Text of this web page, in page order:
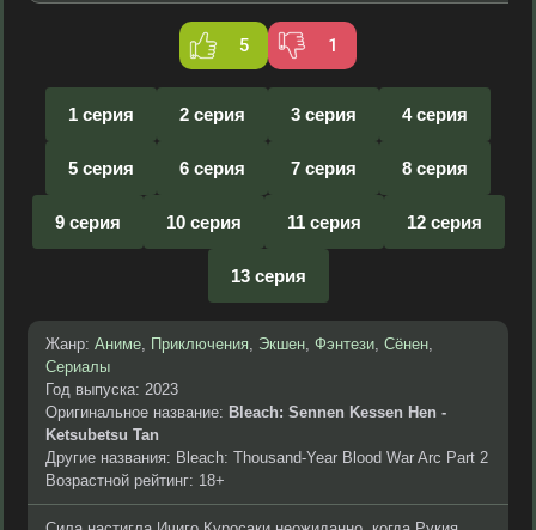
5 1
1 серия 2 серия 3 серия 4 серия
5 серия 6 серия 7 серия 8 серия
9 серия 10 серия 11 серия 12 серия
13 серия
Жанр: Аниме, Приключения, Экшен, Фэнтези, Сёнен,
Сериалы
Год выпуска: 2023
Оригинальное название: Bleach: Sennen Kessen Hen -
Ketsubetsu Tan
Другие названия: Bleach: Thousand-Year Blood War Arc Part 2
Возрастной рейтинг: 18+